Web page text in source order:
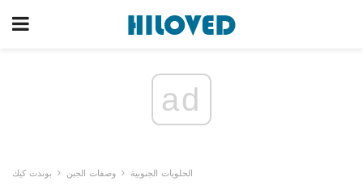
ad
الحلويات الجنوبية وصفات الجبن بوندت كيك